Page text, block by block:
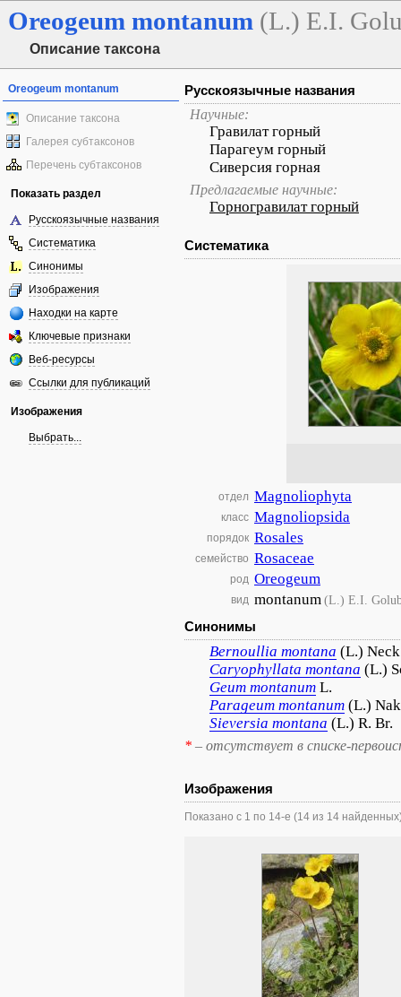
Oreogeum montanum (L.) E.I.
Описание таксона
Oreogeum montanum
Описание таксона
Галерея субтаксонов
Перечень субтаксонов
Показать раздел
Русскоязычные названия
Систематика
Синонимы
Изображения
Находки на карте
Ключевые признаки
Веб-ресурсы
Ссылки для публикаций
Изображения
Выбрать...
Русскоязычные названия
Научные:
Гравилат горный
Парагеум горный
Сиверсия горная
Предлагаемые научные:
Горногравилат горный
Систематика
отдел Magnoliophyta
класс Magnoliopsida
порядок Rosales
семейство Rosaceae
род Oreogeum
вид montanum(L.) E.I.
Синонимы
Bernoullia montana (L.)
Caryophyllata montana (L.)
Geum montanum L.
Parageum montanum (L.)
Sieversia montana (L.) R. Br.
* – отсутствует в списке-
Изображения
Показано с 1 по 14-е (14 из 14